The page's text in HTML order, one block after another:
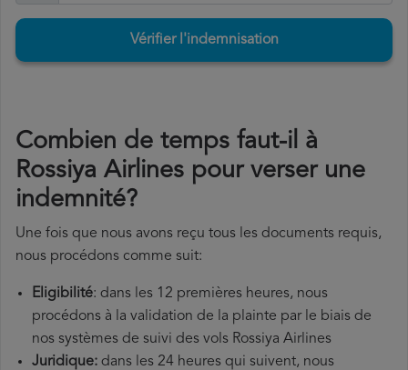
Vérifier l'indemnisation
Combien de temps faut-il à
Rossiya Airlines pour verser une
indemnité?
Une fois que nous avons reçu tous les documents requis,
nous procédons comme suit:
Eligibilité: dans les 12 premières heures, nous
procédons à la validation de la plainte par le biais de
nos systèmes de suivi des vols Rossiya Airlines
Juridique: dans les 24 heures qui suivent, nous